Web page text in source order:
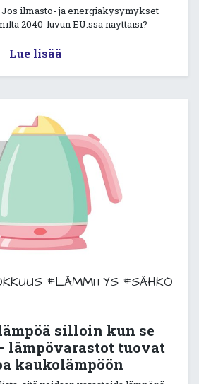
ilmasto- ja energiakysymykset
2040-luvun EU:ssa näyttäisi?
Lue lisää
#LÄMMITYS #SÄHKÖ
silloin kun se
lämpövarastot tuovat
kaukolämpöön